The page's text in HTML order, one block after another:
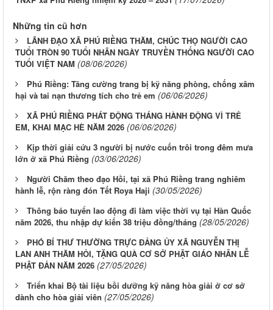
Những tin cũ hơn
LÃNH ĐẠO XÃ PHÚ RIỀNG THĂM, CHÚC THỌ NGƯỜI CAO
TUỔI TRÒN 90 TUỔI NHÂN NGÀY TRUYỀN THỐNG NGƯỜI CAO
TUỔI VIỆT NAM (08/06/2026)
Phú Riềng: Tăng cường trang bị kỹ năng phòng, chống xâm
hại và tai nạn thương tích cho trẻ em (06/06/2026)
XÃ PHÚ RIỀNG PHÁT ĐỘNG THÁNG HÀNH ĐỘNG VÌ TRẺ
EM, KHAI MẠC HÈ NĂM 2026 (06/06/2026)
Kịp thời giải cứu 3 người bị nước cuốn trôi trong đêm mưa
lớn ở xã Phú Riềng (03/06/2026)
Người Chăm theo đạo Hồi, tại xã Phú Riềng trang nghiêm
hành lễ, rộn ràng đón Tết Roya Haji (30/05/2026)
Thông báo tuyển lao động đi làm việc thời vụ tại Hàn Quốc
năm 2026, thu nhập dự kiến 38 triệu đồng/tháng (28/05/2026)
PHÓ BÍ THƯ THƯỜNG TRỰC ĐẢNG ỦY XÃ NGUYỄN THỊ
LAN ANH THĂM HỎI, TẶNG QUÀ CƠ SỞ PHẬT GIÁO NHÂN LỄ
PHẬT ĐẢN NĂM 2026 (27/05/2026)
Triển khai Bộ tài liệu bồi dưỡng kỹ năng hòa giải ở cơ sở
dành cho hòa giải viên (27/05/2026)